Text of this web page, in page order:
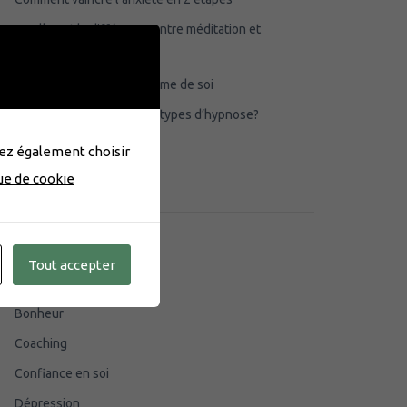
Quelle est la différence entre méditation et
Comment construire l’estime de soi
Quels sont les différents types d’hypnose?
CATÉGORIES
Anxiété
Bonheur
Coaching
Confiance en soi
Dépression
également choisir
de cookie
Tout accepter